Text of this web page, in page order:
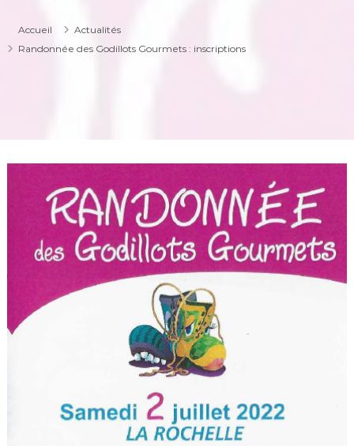
Accueil
Actualités
Randonnée des Godillots Gourmets : inscriptions